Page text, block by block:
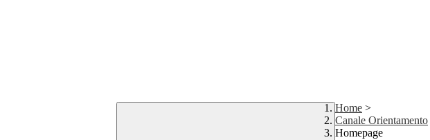
Home >
Canale Orientamento
Homepage